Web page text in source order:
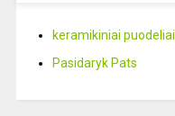
keramikiniai puodeliai
Pasidaryk Pats